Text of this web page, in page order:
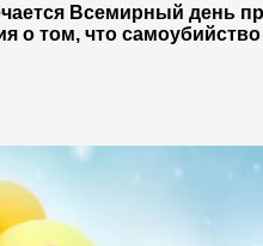
Всемирный день
о том, что